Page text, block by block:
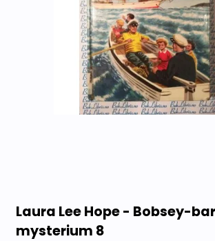
Laura Lee Hope - Bobsey-
mysterium 8